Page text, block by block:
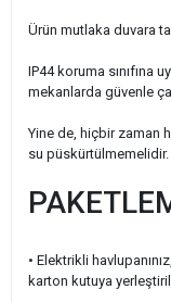
Ürün mutlaka duvara
IP44 koruma sınıfına
mekanlarda güvenle
Yine de, hiçbir zaman
su püskürtülmemelidir.
• Elektrikli
karton kutuya